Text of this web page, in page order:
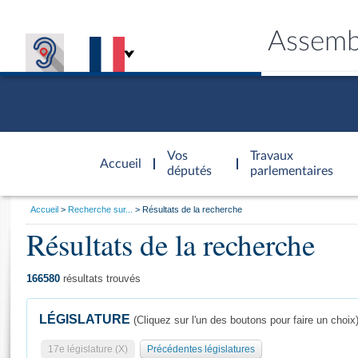
Accueil
d'accueil
Vos
députés
Travaux
parlementaires
Général
Vous
Accueil Recherche sur... Résultats de la recherche
Résultats de la recherche
166580 résultats trouvés
LÉGISLATURE (Cliquez sur l'un des boutons pour faire un choix)
17e législature (X) Précédentes législatures